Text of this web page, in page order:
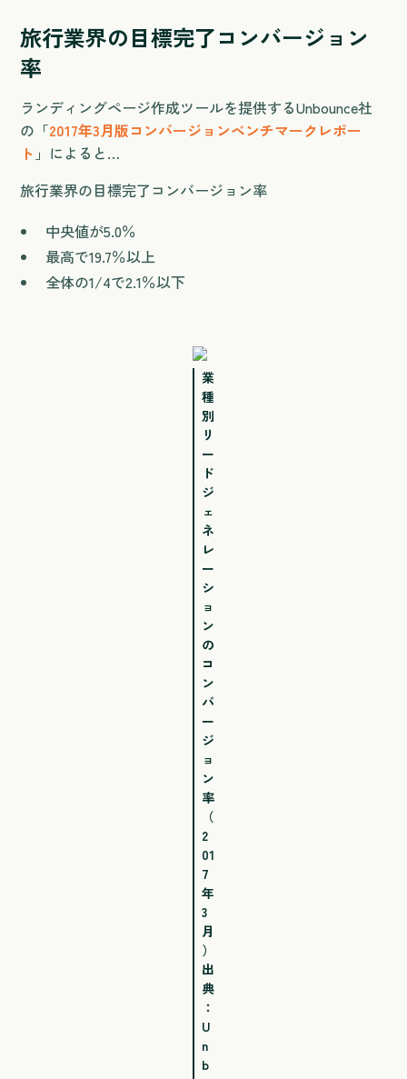
旅行業界の目標完了コンバージョン
率
ランディングページ作成ツールを提供するUnbounce社
の「2017年3月版コンバージョンベンチマークレポー
ト 」によると…
旅行業界の目標完了コンバージョン率
中央値が5.0％
最高で19.7％以上
全体の1/4で2.1％以下
業
種
別
リ
ー
ド
ジ
ェ
ネ
レ
ー
シ
ョ
ン
の
コ
ン
バ
ー
ジ
ョ
ン
率
（
2
01
7
年
3
月
）
出
典
：
U
n
b